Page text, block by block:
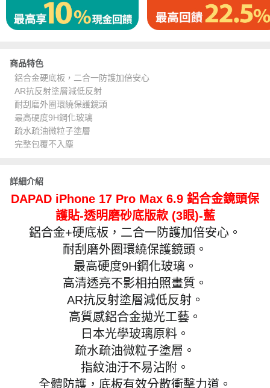
商品特色
鋁合金硬底板，二合一防護加倍安心
AR抗反射塗層減低反射
耐刮磨外圈環繞保護鏡頭
最高硬度9H鋼化玻璃
疏水疏油微粒子塗層
完整包覆不入塵
詳細介紹
DAPAD iPhone 17 Pro Max 6.9 鋁合金鏡頭保
護貼-透明磨砂底版款 (3眼)-藍
鋁合金+硬底板，二合一防護加倍安心。
耐刮磨外圈環繞保護鏡頭。
最高硬度9H鋼化玻璃。
高清透亮不影相拍照畫質。
AR抗反射塗層減低反射。
高質感鋁合金拋光工藝。
日本光學玻璃原料。
疏水疏油微粒子塗層。
指紋油汙不易沾附。
全體防護，底板有效分散衝擊力道。